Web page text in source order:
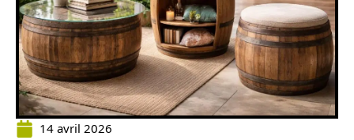
14 avril 2026